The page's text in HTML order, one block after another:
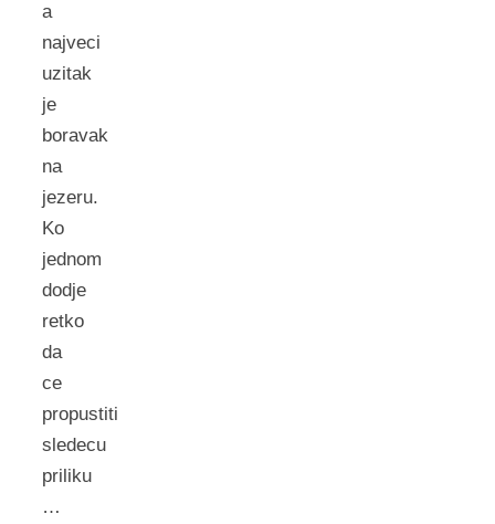
a
najveci
uzitak
je
boravak
na
jezeru.
Ko
jednom
dodje
retko
da
ce
propustiti
sledecu
priliku
…